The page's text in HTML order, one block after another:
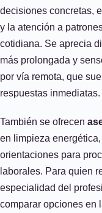
decisiones concretas,
y la atención a
cotidiana. Se aprecia
más prolongada y
por vía remota, que
respuestas inmediatas.
También se ofrecen
en limpieza
orientaciones para
laborales. Para quien
especialidad del
comparar opciones en